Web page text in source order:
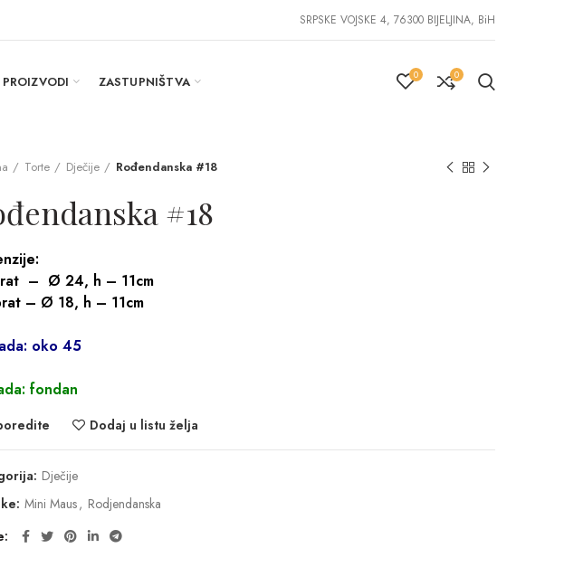
SRPSKE VOJSKE 4, 76300 BIJELJINA, BiH
ZASTUPNIŠTVA 0 0
Torte Dječije Rođendanska #18
#18
– Ø 24, h – 11cm
– Ø 18, h – 11cm
oko 45
fondan
Dodaj u listu želja
Dječije
Mini Maus, Rodjendanska